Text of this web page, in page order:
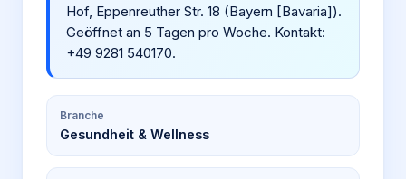
Hof, Eppenreuther Str. 18 (Bayern [Bavaria]).
Geöffnet an 5 Tagen pro Woche. Kontakt:
+49 9281 540170.
Branche
Gesundheit & Wellness